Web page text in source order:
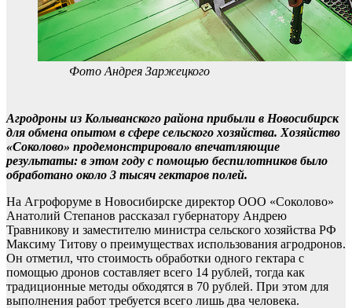
Фото Андрея Заржецкого
Агродроны из Колыванского района прибыли в Новосибирск
для обмена опытом в сфере сельского хозяйства. Хозяйство
«Соколово» продемонстрировало впечатляющие
результаты: в этом году с помощью беспилотников было
обработано около 3 тысяч гектаров полей.
На Агрофоруме в Новосибирске директор ООО «Соколово»
Анатолий Степанов рассказал губернатору Андрею
Травникову и заместителю министра сельского хозяйства РФ
Максиму Титову о преимуществах использования агродронов.
Он отметил, что стоимость обработки одного гектара с
помощью дронов составляет всего 14 рублей, тогда как
традиционные методы обходятся в 70 рублей. При этом для
выполнения работ требуется всего лишь два человека.